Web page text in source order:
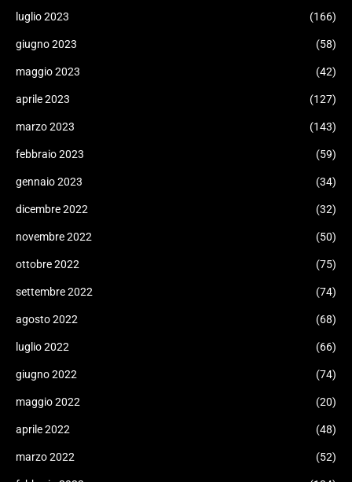
luglio 2023 (166)
giugno 2023 (58)
maggio 2023 (42)
aprile 2023 (127)
marzo 2023 (143)
febbraio 2023 (59)
gennaio 2023 (34)
dicembre 2022 (32)
novembre 2022 (50)
ottobre 2022 (75)
settembre 2022 (74)
agosto 2022 (68)
luglio 2022 (66)
giugno 2022 (74)
maggio 2022 (20)
aprile 2022 (48)
marzo 2022 (52)